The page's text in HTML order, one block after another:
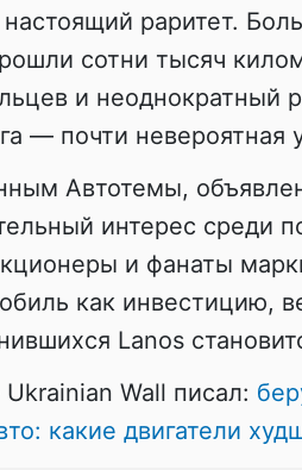
раритет.
сотни тысяч
и неоднократный
— почти невероятная
Автотемы,
интерес среди
и фанаты
как инвестицию,
Lanos
Wall писал:
какие двигатели